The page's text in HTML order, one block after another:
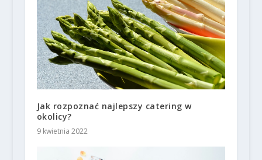
Jak rozpoznać najlepszy catering w
okolicy?
9 kwietnia 2022